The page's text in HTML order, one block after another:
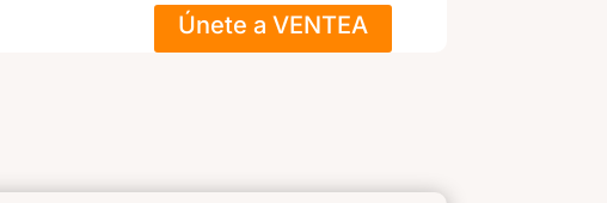
Únete a VENTEA